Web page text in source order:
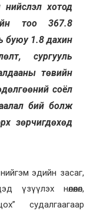
хотод
тоо 367.8
буюу 1.8 дахин
сургууль
төвийн
соёл
бий болж
зөрчигдөхөд
эдийн засаг,
нөлөөлөл,
судалгаагаар